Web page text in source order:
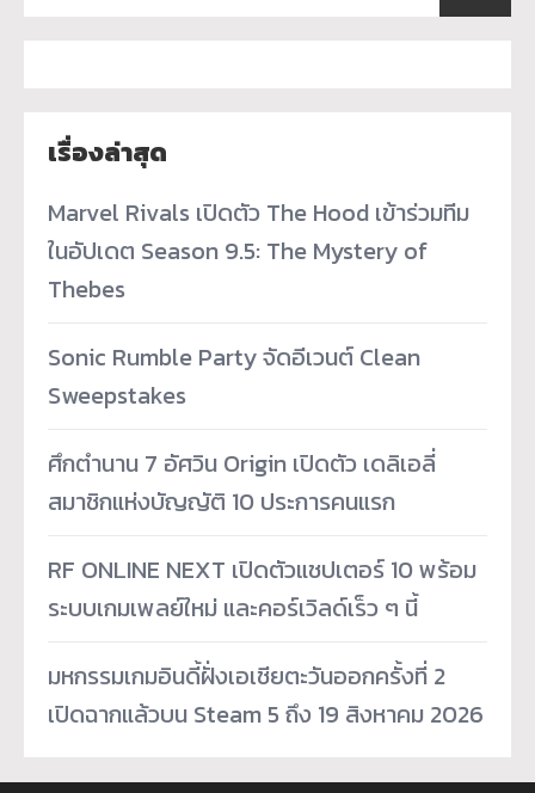
เรื่องล่าสุด
Marvel Rivals เปิดตัว The Hood เข้าร่วมทีม
ในอัปเดต Season 9.5: The Mystery of
Thebes
Sonic Rumble Party จัดอีเวนต์ Clean
Sweepstakes
ศึกตำนาน 7 อัศวิน Origin เปิดตัว เดลิเอลี่
สมาชิกแห่งบัญญัติ 10 ประการคนแรก
RF ONLINE NEXT เปิดตัวแชปเตอร์ 10 พร้อม
ระบบเกมเพลย์ใหม่ และคอร์เวิลด์เร็ว ๆ นี้
มหกรรมเกมอินดี้ฝั่งเอเชียตะวันออกครั้งที่ 2
เปิดฉากแล้วบน Steam 5 ถึง 19 สิงหาคม 2026